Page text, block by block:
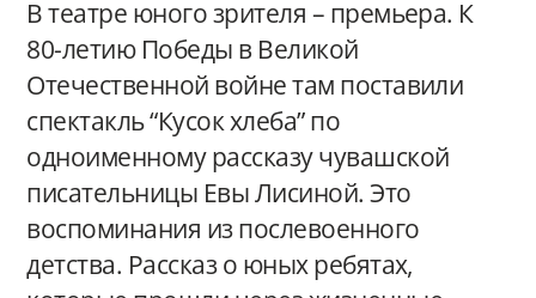
В театре юного зрителя – премьера. К
80-летию Победы в Великой
Отечественной войне там поставили
спектакль “Кусок хлеба” по
одноименному рассказу чувашской
писательницы Евы Лисиной. Это
воспоминания из послевоенного
детства. Рассказ о юных ребятах,